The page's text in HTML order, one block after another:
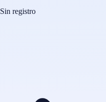
Sin registro